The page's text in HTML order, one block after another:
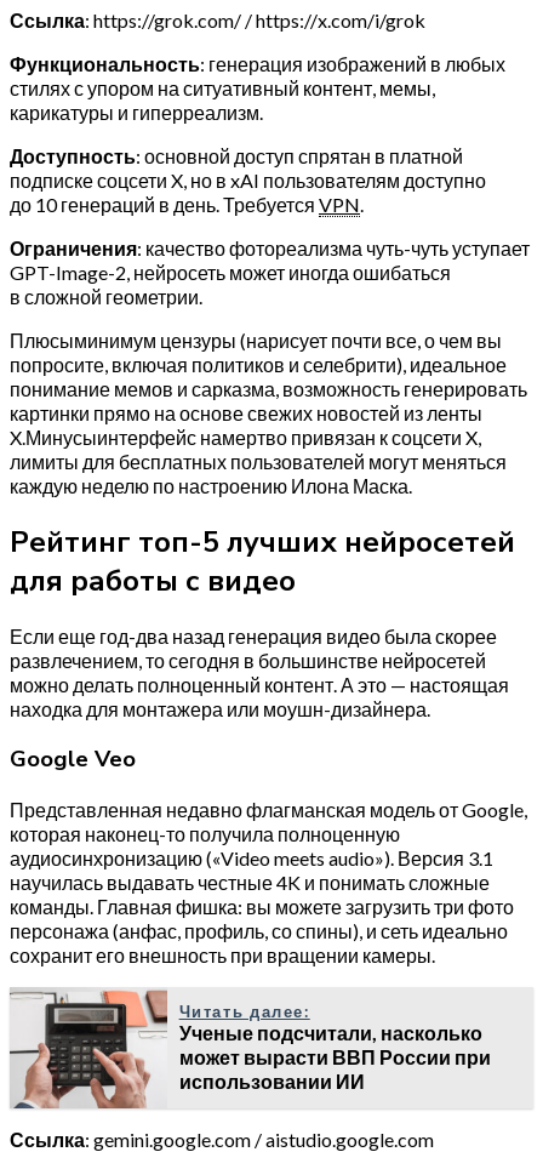
Ссылка: https://grok.com/ / https://x.com/i/grok
Функциональность: генерация изображений в любых
стилях с упором на ситуативный контент, мемы,
карикатуры и гиперреализм.
Доступность: основной доступ спрятан в платной
подписке соцсети X, но в xAI пользователям доступно
до 10 генераций в день. Требуется VPN
Ограничения: качество фотореализма чуть-чуть уступает
GPT-Image-2, нейросеть может иногда ошибаться
в сложной геометрии.
Плюсыминимум цензуры (нарисует почти все, о чем вы
попросите, включая политиков и селебрити), идеальное
понимание мемов и сарказма, возможность генерировать
картинки прямо на основе свежих новостей из ленты
X.Минусыинтерфейс намертво привязан к соцсети X,
лимиты для бесплатных пользователей могут меняться
каждую неделю по настроению Илона Маска.
Рейтинг топ-5 лучших нейросетей
для работы с видео
Если еще год-два назад генерация видео была скорее
развлечением, то сегодня в большинстве нейросетей
можно делать полноценный контент. А это — настоящая
находка для монтажера или моушн-дизайнера.
Google Veo
Представленная недавно флагманская модель от Google,
которая наконец-то получила полноценную
аудиосинхронизацию («Video meets audio»). Версия 3.1
научилась выдавать честные 4K и понимать сложные
команды. Главная фишка: вы можете загрузить три фото
персонажа (анфас, профиль, со спины), и сеть идеально
сохранит его внешность при вращении камеры.
Читать далее:
Ученые подсчитали, насколько
может вырасти ВВП России при
использовании ИИ
Ссылка: gemini.google.com / aistudio.google.com